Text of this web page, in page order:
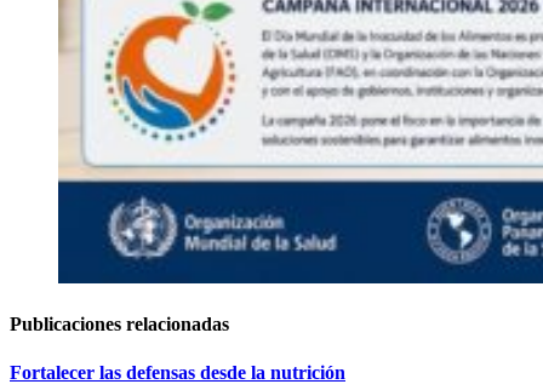
Publicaciones relacionadas
Fortalecer las defensas desde la nutrición